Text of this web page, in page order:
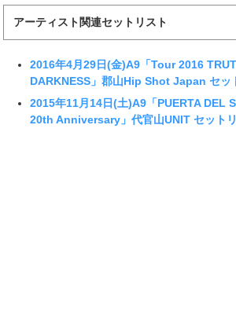
アーティスト関連セットリスト
2016年4月29日(金)A9「Tour 2016
DARKNESS」郡山Hip Shot Japan セッ
2015年11月14日(土)A9「PUERTA DEL
20th Anniversary」代官山UNIT セット